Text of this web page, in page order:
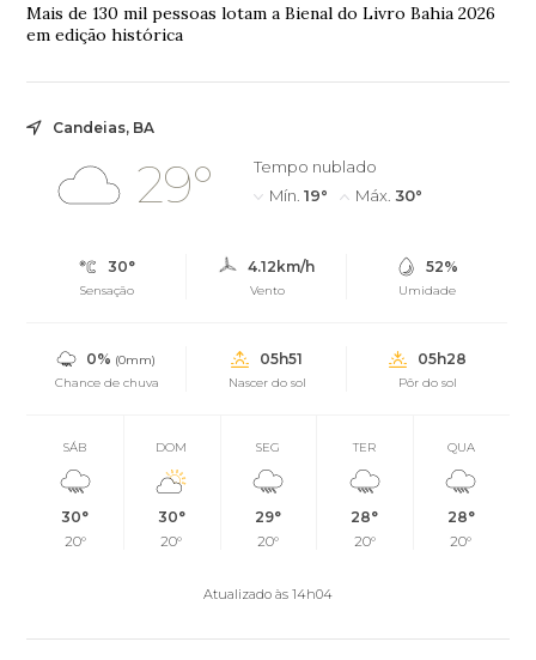
Mais de 130 mil pessoas lotam a Bienal do Livro Bahia 2026
em edição histórica
Candeias, BA
29°
Tempo nublado
Mín. 19° Máx. 30°
30°
Sensação
4.12km/h
Vento
52%
Umidade
0% (0mm)
Chance de chuva
05h51
Nascer do sol
05h28
Pôr do sol
SÁB
30°
20°
DOM
30°
20°
SEG
29°
20°
TER
28°
20°
QUA
28°
20°
Atualizado às 14h04